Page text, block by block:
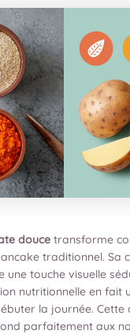
doucetransforme
traditionnel. Sa
une touche visuelle
nutritionnelle en fait
la journée. Cette
parfaitement aux